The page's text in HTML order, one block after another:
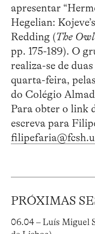
apresentar
Hegelian:
Redding (The
pp. 175-189). O
realiza-se de
quarta-feira,
do Colégio
Para obter o link
escreva para
PRÓXIMAS
06.04 – Luís Miguel